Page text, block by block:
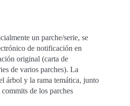
un parche/serie, se
de notificación en
original (carta de
de varios parches). La
árbol y la rama temática, junto
de los parches